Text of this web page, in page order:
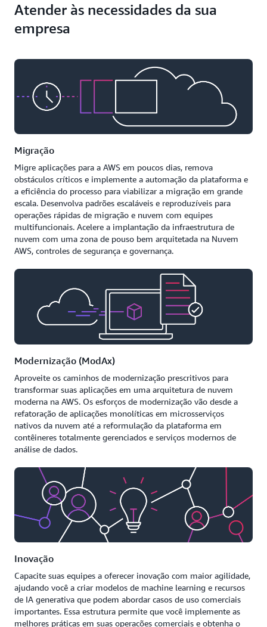
Atender às necessidades da sua
empresa
Migração
Migre aplicações para a AWS em poucos dias, remova
obstáculos críticos e implemente a automação da plataforma e
a eficiência do processo para viabilizar a migração em grande
escala. Desenvolva padrões escaláveis e reproduzíveis para
operações rápidas de migração e nuvem com equipes
multifuncionais. Acelere a implantação da infraestrutura de
nuvem com uma zona de pouso bem arquitetada na Nuvem
AWS, controles de segurança e governança.
Modernização (ModAx)
Aproveite os caminhos de modernização prescritivos para
transformar suas aplicações em uma arquitetura de nuvem
moderna na AWS. Os esforços de modernização vão desde a
refatoração de aplicações monolíticas em microsserviços
nativos da nuvem até a reformulação da plataforma em
contêineres totalmente gerenciados e serviços modernos de
análise de dados.
Inovação
Capacite suas equipes a oferecer inovação com maior agilidade,
ajudando você a criar modelos de machine learning e recursos
de IA generativa que podem abordar casos de uso comerciais
importantes. Essa estrutura permite que você implemente as
melhores práticas em suas operações comerciais e obtenha o